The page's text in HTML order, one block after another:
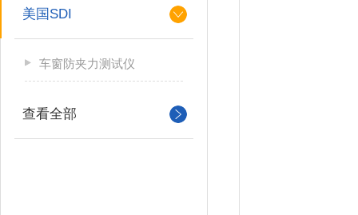
美国SDI
车窗防夹力测试仪
查看全部